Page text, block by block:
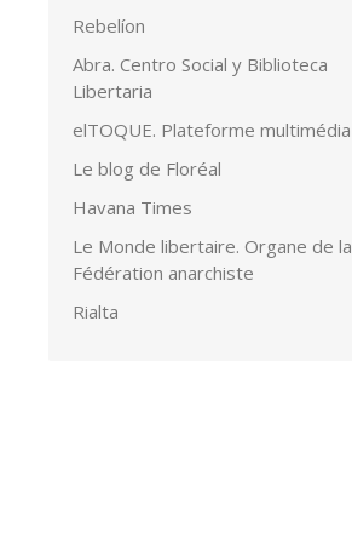
Rebelíon
Abra. Centro Social y Biblioteca
Libertaria
elTOQUE. Plateforme multimédia
Le blog de Floréal
Havana Times
Le Monde libertaire. Organe de la
Fédération anarchiste
Rialta